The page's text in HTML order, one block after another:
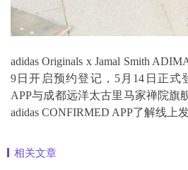
adidas Originals x Jamal Smith
9日开启预约登记，5月14日正式
APP与成都远洋太古里马家禅院旗
adidas CONFIRMED APP了解线上
相关文章